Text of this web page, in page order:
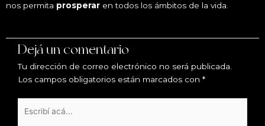
nos permita prosperar en todos los ámbitos de la vida.
Dejá un comentario
Tu dirección de correo electrónico no será publicada.
Los campos obligatorios están marcados con *
acá...